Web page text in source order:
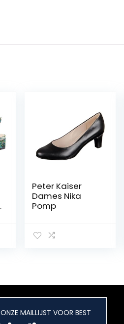
Peter Kaiser
Dames Nika
Pomp
MAILLIJST VOOR BEST